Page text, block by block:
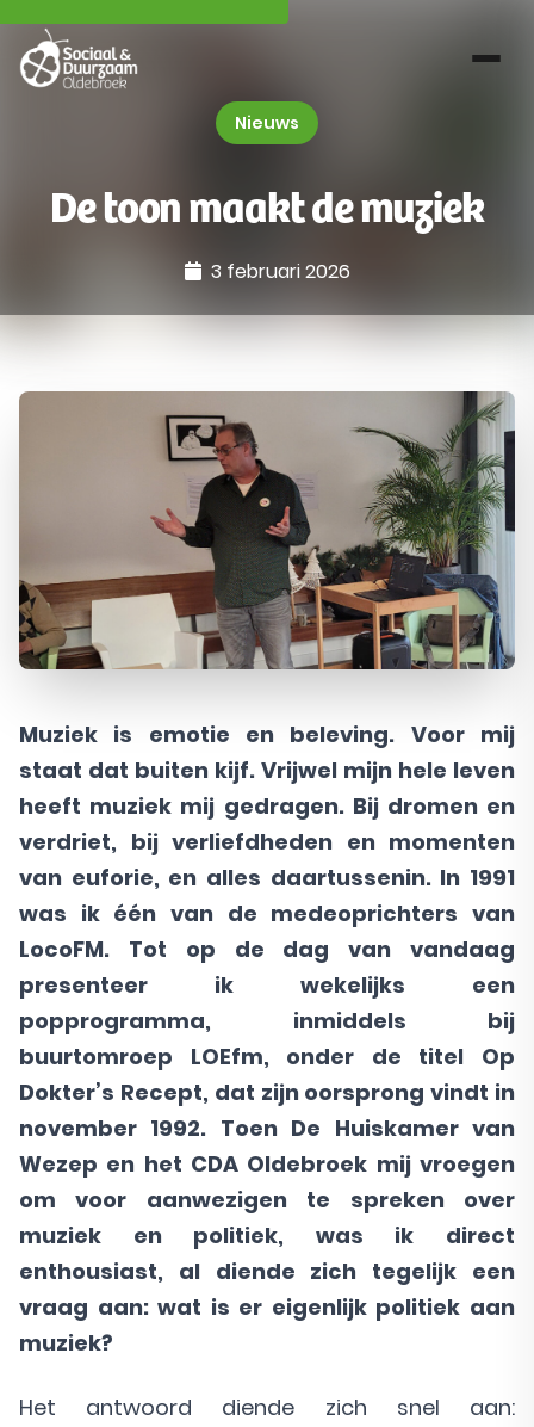
Nieuws
De toon maakt de muziek
3 februari 2026
Muziek is emotie en beleving. Voor mij
staat dat buiten kijf. Vrijwel mijn hele leven
heeft muziek mij gedragen. Bij dromen en
verdriet, bij verliefdheden en momenten
van euforie, en alles daartussenin. In 1991
was ik één van de medeoprichters van
LocoFM. Tot op de dag van vandaag
presenteer ik wekelijks een
popprogramma, inmiddels bij
buurtomroep LOEfm, onder de titel Op
Dokter’s Recept, dat zijn oorsprong vindt in
november 1992. Toen De Huiskamer van
Wezep en het CDA Oldebroek mij vroegen
om voor aanwezigen te spreken over
muziek en politiek, was ik direct
enthousiast, al diende zich tegelijk een
vraag aan: wat is er eigenlijk politiek aan
muziek?
Het antwoord diende zich snel aan: